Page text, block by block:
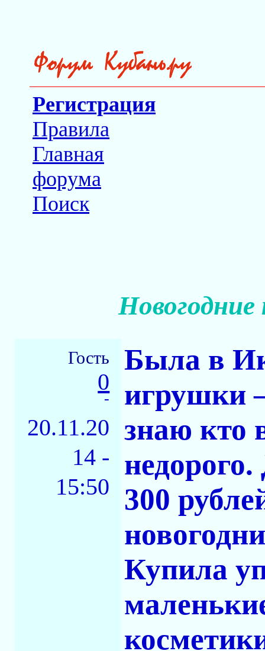
Регистрация
Правила
Главная
форума
Поиск
Новогодние
Гость
0
-
20.11.20
14 -
15:50
Была в
игрушки
знаю кто
300
Купила